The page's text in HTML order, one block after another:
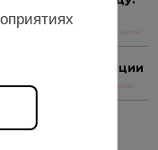
Читать далее
мешают лактации
Читать далее